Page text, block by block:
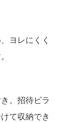
ヨレにくく
。招待ビラ
て収納でき